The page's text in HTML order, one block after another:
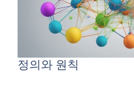
정의와 원칙